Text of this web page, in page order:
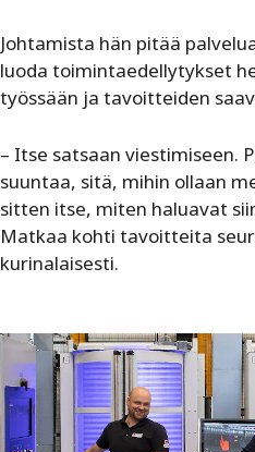
Johtamista hän pitää
luoda toimintaedellytykset
työssään ja tavoitteiden
– Itse satsaan viestimiseen.
suuntaa, sitä, mihin ollaan
sitten itse, miten haluavat
Matkaa kohti tavoitteita
kurinalaisesti.